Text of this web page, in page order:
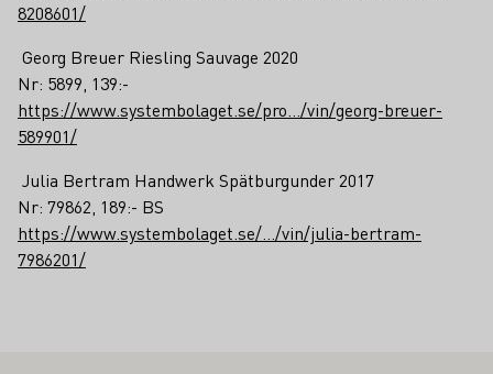
8208601/
Georg Breuer Riesling Sauvage 2020
Nr: 5899, 139:-
https://www.systembolaget.se/pro.../vin/georg-breuer-
589901/
Julia Bertram Handwerk Spätburgunder 2017
Nr: 79862, 189:- BS
https://www.systembolaget.se/.../vin/julia-bertram-
7986201/